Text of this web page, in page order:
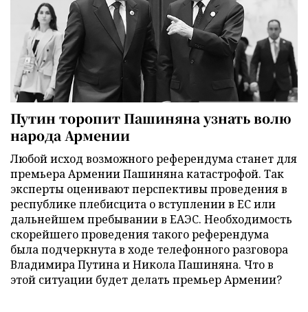
Путин торопит Пашиняна узнать волю
народа Армении
Любой исход возможного референдума станет для
премьера Армении Пашиняна катастрофой. Так
эксперты оценивают перспективы проведения в
республике плебисцита о вступлении в ЕС или
дальнейшем пребывании в ЕАЭС. Необходимость
скорейшего проведения такого референдума
была подчеркнута в ходе телефонного разговора
Владимира Путина и Никола Пашиняна. Что в
этой ситуации будет делать премьер Армении?